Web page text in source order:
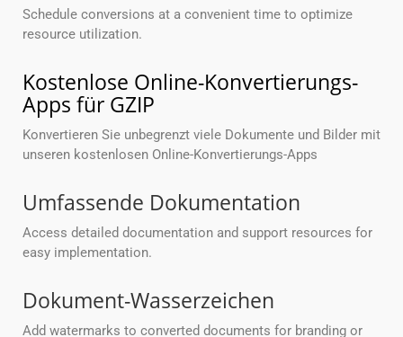
Schedule conversions at a convenient time to optimize
resource utilization.
Kostenlose Online-Konvertierungs-
Apps für GZIP
Konvertieren Sie unbegrenzt viele Dokumente und Bilder mit
unseren kostenlosen Online-Konvertierungs-Apps
Umfassende Dokumentation
Access detailed documentation and support resources for
easy implementation.
Dokument-Wasserzeichen
Add watermarks to converted documents for branding or